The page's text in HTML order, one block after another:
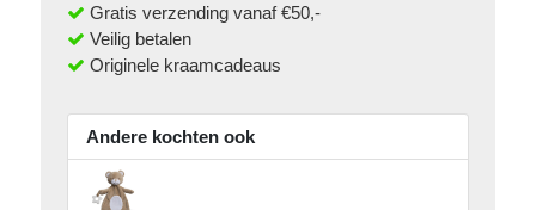
Gratis verzending vanaf €50,-
Veilig betalen
Originele kraamcadeaus
Andere kochten ook